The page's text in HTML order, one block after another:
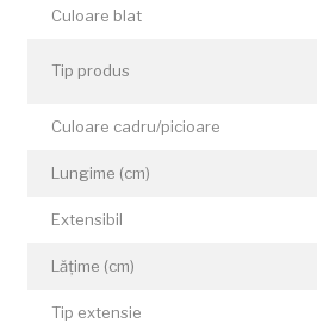
Culoare blat
Tip produs
Culoare cadru/picioare
Lungime (cm)
Extensibil
Lățime (cm)
Tip extensie